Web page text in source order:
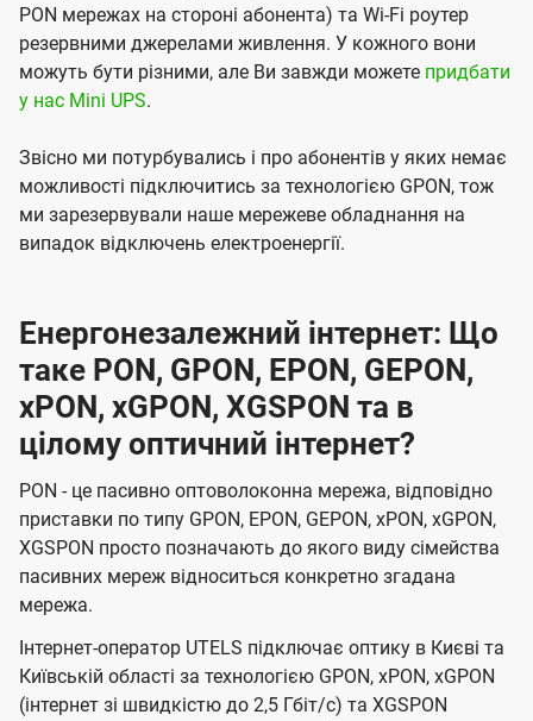
PON мережах на стороні абонента) та Wi-Fi роутер
резервними джерелами живлення. У кожного вони
можуть бути різними, але Ви завжди можете придбати
у нас Mini UPS.
Звісно ми потурбувались і про абонентів у яких немає
можливості підключитись за технологією GPON, тож
ми зарезервували наше мережеве обладнання на
випадок відключень електроенергії.
Енергонезалежний інтернет: Що
таке PON, GPON, EPON, GEPON,
xPON, xGPON, XGSPON та в
цілому оптичний інтернет?
PON - це пасивно оптоволоконна мережа, відповідно
приставки по типу GPON, EPON, GEPON, xPON, xGPON,
XGSPON просто позначають до якого виду сімейства
пасивних мереж відноситься конкретно згадана
мережа.
Інтернет-оператор UTELS підключає оптику в Києві та
Київській області за технологією GPON, xPON, xGPON
(інтернет зі швидкістю до 2,5 Гбіт/с) та XGSPON